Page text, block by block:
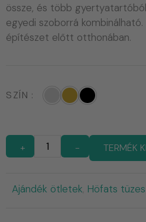
össze, és több
egyedi szoborrá
építészet előtt otthonában.
SZÍN
+ - TERMÉK
Ajándék ötletek Höfats